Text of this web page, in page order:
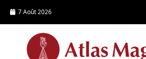
7 Août 2026